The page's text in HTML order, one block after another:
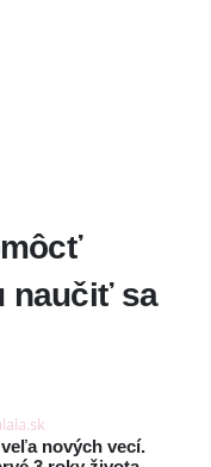
naučiť sa
nových vecí.